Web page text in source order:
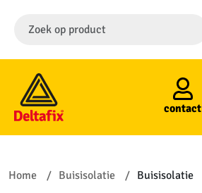
contact
Home Buisisolatie Buisisolatie